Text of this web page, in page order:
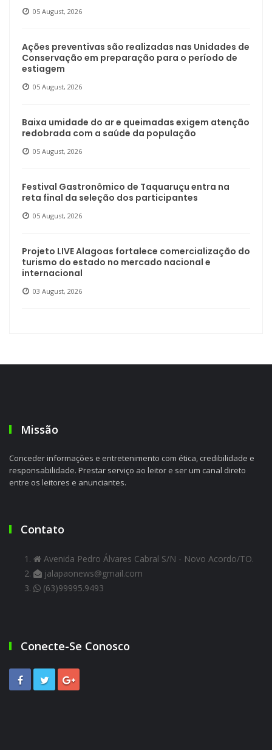
05 August, 2026
Ações preventivas são realizadas nas Unidades de
Conservação em preparação para o período de
estiagem
05 August, 2026
Baixa umidade do ar e queimadas exigem atenção
redobrada com a saúde da população
05 August, 2026
Festival Gastronômico de Taquaruçu entra na
reta final da seleção dos participantes
05 August, 2026
Projeto LIVE Alagoas fortalece comercialização do
turismo do estado no mercado nacional e
internacional
03 August, 2026
Missão
Conceder informações e entretenimento com ética, credibilidade e
responsabilidade. Prestar serviço ao leitor e ser um canal direto
entre os leitores e anunciantes.
Contato
Avenida Pedro Álvares Cabral S/N - Novo Acordo/TO.
jalapaonews@gmail.com
(63)99995.9493
Conecte-Se Conosco